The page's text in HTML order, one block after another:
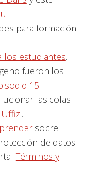
.
para formación
los estudiantes.
fueron los
15.
las colas
.
sobre
de datos.
Términos y